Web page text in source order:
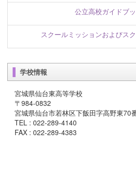
公立高校ガイドブ
スクールミッションおよびス
学校情報
宮城県仙台東高等学校
〒984-0832
宮城県仙台市若林区下飯田字高野東70
TEL : 022-289-4140
FAX : 022-289-4383